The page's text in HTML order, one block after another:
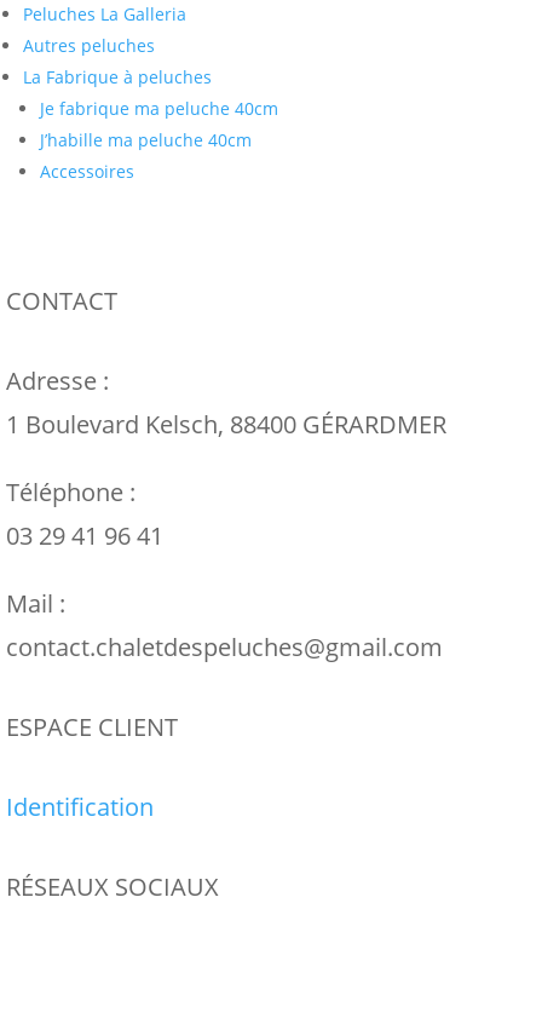
Peluches La Galleria
Autres peluches
La Fabrique à peluches
Je fabrique ma peluche 40cm
J’habille ma peluche 40cm
Accessoires
CONTACT
Adresse :
1 Boulevard Kelsch, 88400 GÉRARDMER
Téléphone :
03 29 41 96 41
Mail :
contact.chaletdespeluches@gmail.com
ESPACE CLIENT
Identification
RÉSEAUX SOCIAUX